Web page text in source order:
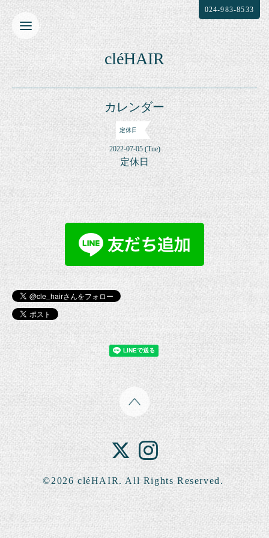
cléHAIR
024-983-8533
カレンダー
定休日
2022-07-05 (Tue)
定休日
©2026cléHAIR. All Rights Reserved.